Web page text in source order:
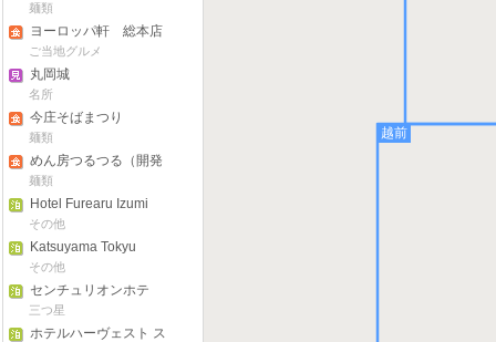
麺類
ヨーロッパ軒 総本店
ご当地グルメ
丸岡城
名所
今庄そばまつり
麺類
めん房つるつる（開発
店）
麺類
Hotel Furearu Izumi
その他
Katsuyama Tokyu
Resort Hotel Harvest
Ski Jam Katsuyama
その他
センチュリオンホテ
ル リゾート＆スパテ
クノポート福井
三つ星
ホテルハーヴェスト ス
越前